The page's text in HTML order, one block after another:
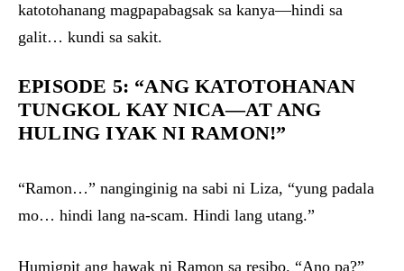
katotohanang magpapabagsak sa kanya—hindi sa
galit… kundi sa sakit.
EPISODE 5: “ANG KATOTOHANAN
TUNGKOL KAY NICA—AT ANG
HULING IYAK NI RAMON!”
“Ramon…” nanginginig na sabi ni Liza, “yung padala
mo… hindi lang na-scam. Hindi lang utang.”
Humigpit ang hawak ni Ramon sa resibo. “Ano pa?”